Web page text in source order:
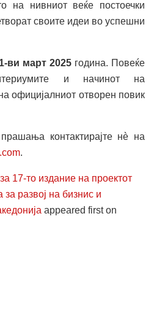
на нивниот веќе постоечки
своите идеи во успешни
ви март 2025 година. Повеќе
и начинот на
официјалниот отворен повик
контактирајте нè на
.
17-то издание на проектот
развој на бизнис и
appeared first on